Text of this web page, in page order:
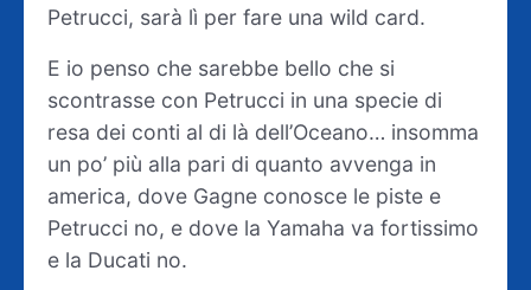
Petrucci, sarà lì per fare una wild card.
E io penso che sarebbe bello che si
scontrasse con Petrucci in una specie di
resa dei conti al di là dell’Oceano… insomma
un po’ più alla pari di quanto avvenga in
america, dove Gagne conosce le piste e
Petrucci no, e dove la Yamaha va fortissimo
e la Ducati no.